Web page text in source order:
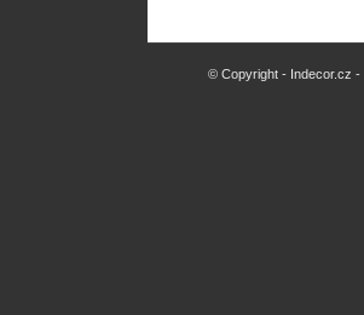
© Copyright - Indecor.cz -